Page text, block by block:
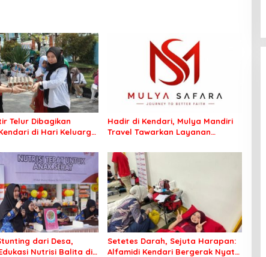
Telur Dibagikan
di Hari Keluarga
Hadir di Kendari, Mulya Mandiri
Travel Tawarkan Layanan
dan Profesional
dari Desa,
Nutrisi Balita di
Setetes Darah, Sejuta Harapan:
Alfamidi Kendari Bergerak Nyata